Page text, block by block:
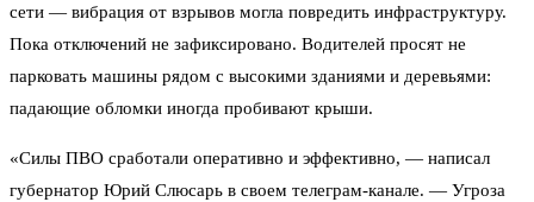
сети — вибрация от взрывов могла повредить инфраструктуру.
Пока отключений не зафиксировано. Водителей просят не
парковать машины рядом с высокими зданиями и деревьями:
падающие обломки иногда пробивают крыши.
«Силы ПВО сработали оперативно и эффективно, — написал
губернатор Юрий Слюсарь в своем телеграм-канале. — Угроза